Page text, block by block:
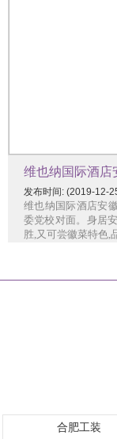
维也纳国际酒店
发布时间: (2019-12-
维也纳国际酒店安
委党校对面。
胜,又可尝徽菜特色,
合肥工装